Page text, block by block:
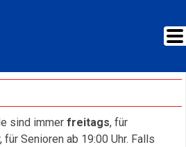
sind immer freitags, für
Senioren ab 19:00 Uhr. Falls